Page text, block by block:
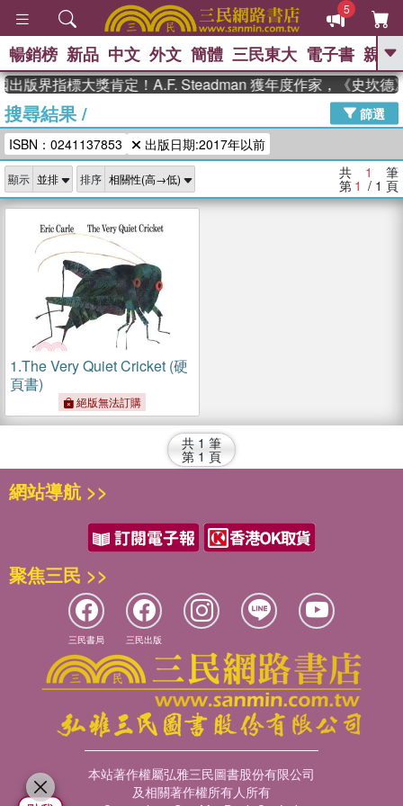
5
GO
高希均教授回憶錄
、 The Odyssey 、 父親節 、 如果歷
史是一群喵 、 暑期推薦
獎 臺灣漫遊錄 、 方念華 、 台灣的李
登輝時代
數學女孩：黎曼猜想 、
偉大的迷走神經
暢銷榜 新品 中文 外文 簡體 三民東大 電子書 親子
版界指標大獎肯定！A.F. Steadman 獲年度作家，《史坎德
搜尋結果/
篩選
ISBN：0241137853
出版日期:2017年以前
顯示 排序 共 1 筆
第 1 / 1 頁
1.The Very Quiet Cricket (硬
頁書)
絕版無法訂購
共 1 筆
第 1 頁
網站導航 >>
聚焦三民 >>
三民書局 三民出版
本站著作權屬弘雅三民圖書股份有限公司
及相關著作權所有人所有